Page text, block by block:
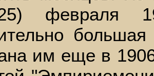
февраля
им еще в